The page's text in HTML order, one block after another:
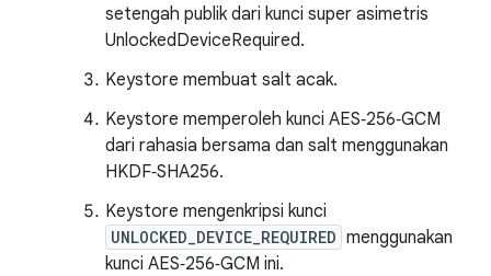
setengah publik dari kunci super asimetris
UnlockedDeviceRequired.
Keystore membuat salt acak.
Keystore memperoleh kunci AES‑256‑GCM
dari rahasia bersama dan salt menggunakan
HKDF‑SHA256.
Keystore mengenkripsi kunci
UNLOCKED_DEVICE_REQUIRED menggunakan
kunci AES‑256‑GCM ini.